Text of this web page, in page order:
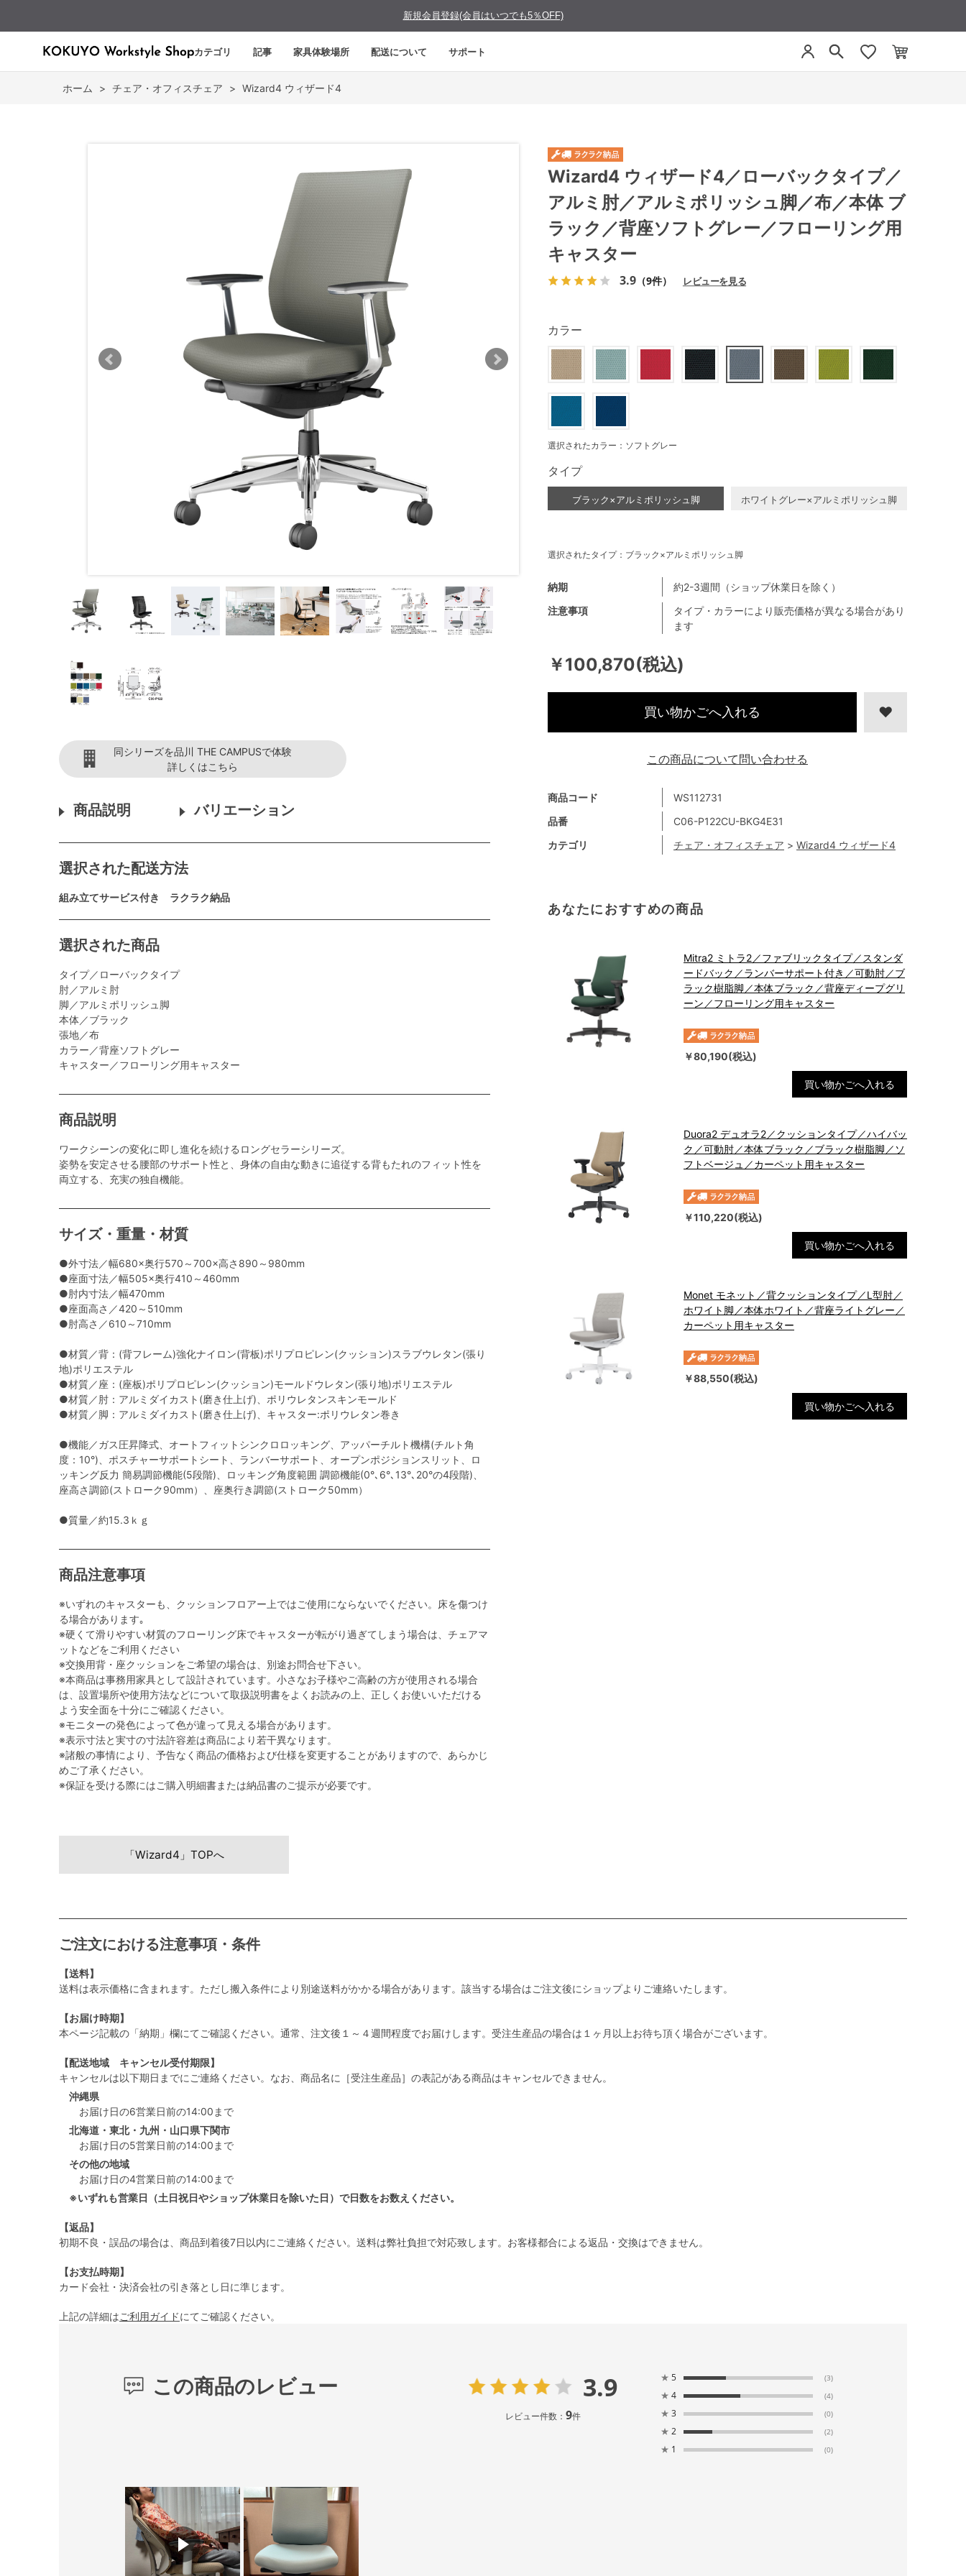
新規会員登録(会員はいつでも5％OFF)
カテゴリ 記事 家具体験場所 配送について サポート
ホーム > チェア・オフィスチェア > Wizard4 ウィザード4
同シリーズを品川 THE CAMPUSで体験
詳しくはこちら
商品説明 バリエーション
選択された配送方法
組み立てサービス付き ラクラク納品
選択された商品
タイプ／ローバックタイプ
肘／アルミ肘
脚／アルミポリッシュ脚
本体／ブラック
張地／布
カラー／背座ソフトグレー
キャスター／フローリング用キャスター
商品説明
ワークシーンの変化に即し進化を続けるロングセラーシリーズ。
姿勢を安定させる腰部のサポート性と、身体の自由な動きに追従する背もたれのフィット性を
両立する、充実の独自機能。
サイズ・重量・材質
●外寸法／幅680×奥行570～700×高さ890～980mm
●座面寸法／幅505×奥行410～460mm
●肘内寸法／幅470mm
●座面高さ／420～510mm
●肘高さ／610～710mm
●材質／背：(背フレーム)強化ナイロン(背板)ポリプロピレン(クッション)スラブウレタン(張り
地)ポリエステル
●材質／座：(座板)ポリプロピレン(クッション)モールドウレタン(張り地)ポリエステル
●材質／肘：アルミダイカスト(磨き仕上げ)、ポリウレタンスキンモールド
●材質／脚：アルミダイカスト(磨き仕上げ)、キャスター:ポリウレタン巻き
●機能／ガス圧昇降式、オートフィットシンクロロッキング、アッパーチルト機構(チルト角
度：10°)、ポスチャーサポートシート、ランバーサポート、オープンポジションスリット、ロ
ッキング反力 簡易調節機能(5段階)、ロッキング角度範囲 調節機能(0°､6°､13°､20°の4段階)、
座高さ調節(ストローク90mm）、座奥行き調節(ストローク50mm）
●質量／約15.3ｋｇ
商品注意事項
※いずれのキャスターも、クッションフロアー上ではご使用にならないでください。床を傷つけ
る場合があります｡
※硬くて滑りやすい材質のフローリング床でキャスターが転がり過ぎてしまう場合は、チェアマ
ットなどをご利用ください
※交換用背・座クッションをご希望の場合は、別途お問合せ下さい。
※本商品は事務用家具として設計されています。小さなお子様やご高齢の方が使用される場合
は、設置場所や使用方法などについて取扱説明書をよくお読みの上、正しくお使いいただける
よう安全面を十分にご確認ください。
※モニターの発色によって色が違って見える場合があります。
※表示寸法と実寸の寸法許容差は商品により若干異なります。
※諸般の事情により、予告なく商品の価格および仕様を変更することがありますので、あらかじ
めご了承ください。
※保証を受ける際にはご購入明細書または納品書のご提示が必要です。
Wizard4 ウィザード4／ローバックタイプ／
アルミ肘／アルミポリッシュ脚／布／本体 ブ
ラック／背座ソフトグレー／フローリング用
キャスター
3.9 （9件） レビューを見る
￥100,870(税込)
商品コード
WS112731
品番
C06-P122CU-BKG4E31
カテゴリ
チェア・オフィスチェア > Wizard4 ウィザード4
注意事項
タイプ・カラーにより販売価格が異なる場合があり
ます
納期 約2-3週間（ショップ休業日を除く）
カラー
選択されたカラー：ソフトグレー
タイプ
ブラック×アルミポリッシュ脚 ホワイトグレー×アルミポリッシュ脚
選択されたタイプ：ブラック×アルミポリッシュ脚
買い物かごへ入れる
あなたにおすすめの商品
Mitra2 ミトラ2／ファブリックタイプ／スタンダ
ードバック／ランバーサポート付き／可動肘／ブ
ラック樹脂脚／本体ブラック／背座ディープグリ
ーン／フローリング用キャスター
￥80,190(税込)
買い物かごへ入れる
Duora2 デュオラ2／クッションタイプ／ハイバッ
ク／可動肘／本体ブラック／ブラック樹脂脚／ソ
フトベージュ／カーペット用キャスター
￥110,220(税込)
買い物かごへ入れる
Monet モネット／背クッションタイプ／L型肘／
ホワイト脚／本体ホワイト／背座ライトグレー／
カーペット用キャスター
￥88,550(税込)
買い物かごへ入れる
この商品について問い合わせる
「Wizard4」TOPへ
ご注文における注意事項・条件
【送料】
送料は表示価格に含まれます。ただし搬入条件により別途送料がかかる場合があります。該当する場合はご注文後にショップよりご連絡いたします。
【お届け時期】
本ページ記載の「納期」欄にてご確認ください。通常、注文後１～４週間程度でお届けします。受注生産品の場合は１ヶ月以上お待ち頂く場合がございます。
【配送地域 キャンセル受付期限】
キャンセルは以下期日までにご連絡ください。なお、商品名に［受注生産品］の表記がある商品はキャンセルできません。
沖縄県
お届け日の6営業日前の14:00まで
北海道・東北・九州・山口県下関市
お届け日の5営業日前の14:00まで
その他の地域
お届け日の4営業日前の14:00まで
※いずれも営業日（土日祝日やショップ休業日を除いた日）で日数をお数えください。
【返品】
初期不良・誤品の場合は、商品到着後7日以内にご連絡ください。送料は弊社負担で対応致します。お客様都合による返品・交換はできません。
【お支払時期】
カード会社・決済会社の引き落とし日に準じます。
上記の詳細はご利用ガイドにてご確認ください。
この商品のレビュー 3.9
レビュー件数： 9件
★ 5 (3)
★ 4 (4)
★ 3 (0)
★ 2 (2)
★ 1 (0)